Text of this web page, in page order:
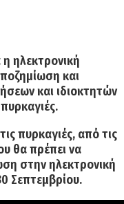
ηλεκτρονική
και
και ιδιοκτητών
πυρκαγιές, από τις
θα πρέπει να
στην ηλεκτρονική
Σεπτεμβρίου.